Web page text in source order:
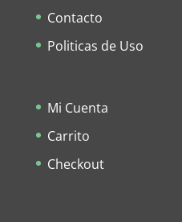
Contacto
Politicas de Uso
Mi Cuenta
Carrito
Checkout